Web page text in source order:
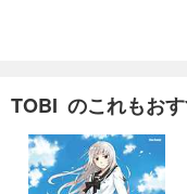
TOBI のこれもお